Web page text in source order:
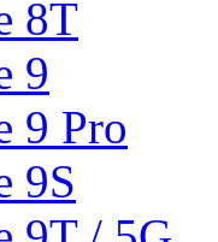
8T
9
9 Pro
9S